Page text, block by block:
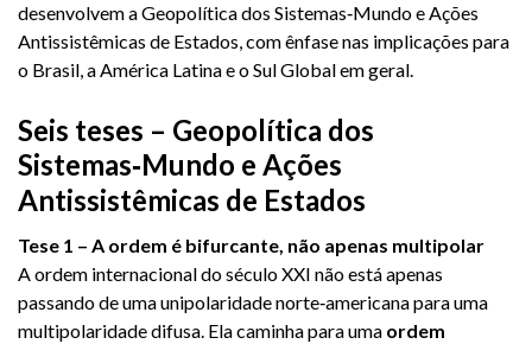
desenvolvem a Geopolítica dos Sistemas‑Mundo e Ações
Antissistêmicas de Estados, com ênfase nas implicações para
o Brasil, a América Latina e o Sul Global em geral.
Seis teses – Geopolítica dos
Sistemas‑Mundo e Ações
Antissistêmicas de Estados
Tese 1 – A ordem é bifurcante, não apenas multipolar
A ordem internacional do século XXI não está apenas
passando de uma unipolaridade norte‑americana para uma
multipolaridade difusa. Ela caminha para uma ordem